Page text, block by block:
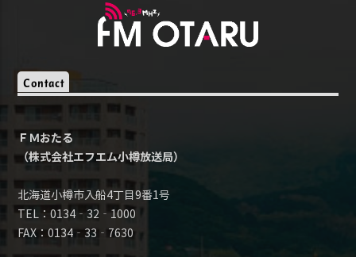
Contact
ＦＭおたる
（株式会社エフエム小樽放送局）
北海道小樽市入船4丁目9番1号
TEL：0134‐32‐1000
FAX：0134‐33‐7630